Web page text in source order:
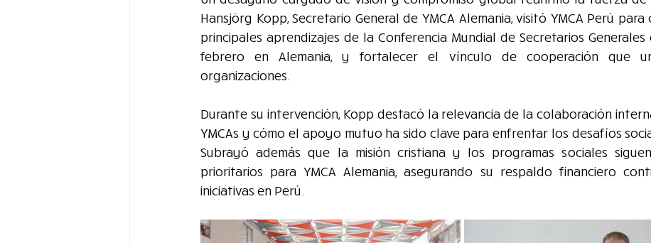
Hansjörg Kopp, Secretario General de YMCA Alemania, visitó YMCA Perú
principales aprendizajes de la Conferencia Mundial de Secretarios
febrero en Alemania, y fortalecer el vínculo de cooperación que
organizaciones.
Durante su intervención, Kopp destacó la relevancia de la colaboración
YMCAs y cómo el apoyo mutuo ha sido clave para enfrentar los desafíos
Subrayó además que la misión cristiana y los programas sociales
prioritarios para YMCA Alemania, asegurando su respaldo financiero
iniciativas en Perú.